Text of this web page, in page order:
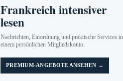
Frankreich intensiver
lesen
Nachrichten, Einordnung und praktische Services in
einem persönlichen Mitgliedskonto.
PREMIUM-ANGEBOTE ANSEHEN →